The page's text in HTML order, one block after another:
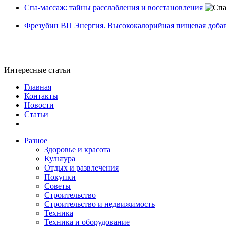
Спа-массаж: тайны расслабления и восстановления
Фрезубин ВП Энергия. Высококалорийная пищевая
Интересные статьи
Главная
Контакты
Новости
Статьи
Разное
Здоровье и красота
Культура
Отдых и развлечения
Покупки
Советы
Строительство
Строительство и недвижимость
Техника
Техника и оборудование